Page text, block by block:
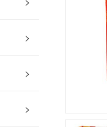
>
>
>